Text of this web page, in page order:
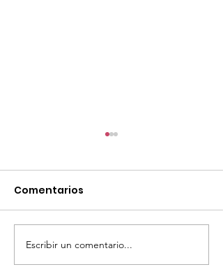
TourTravelynByFraveo
Comentarios
Escribir un comentario...